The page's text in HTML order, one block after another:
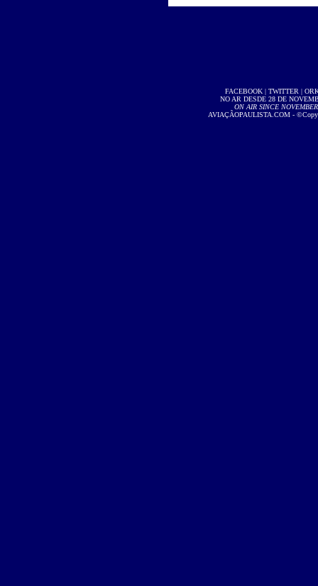
FACEBOOK| TWITTER |
NO AR DESDE 28 DE
ON AIR SINCE
AVIAÇÃOPAULISTA.COM -